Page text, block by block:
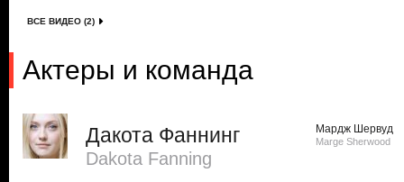
ВСЕ ВИДЕО (2)
Актеры и команда
Дакота Фаннинг
Dakota Fanning
Мардж Шервуд
Marge Sherwood